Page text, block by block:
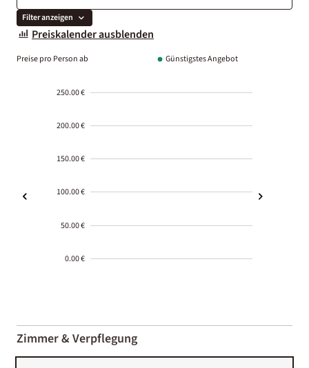
Filter anzeigen
Preiskalender ausblenden
Preise pro Person ab Günstigstes Angebot
250.00 €
200.00 €
150.00 €
100.00 €
50.00 €
0.00 €
01-02
Zimmer & Verpflegung